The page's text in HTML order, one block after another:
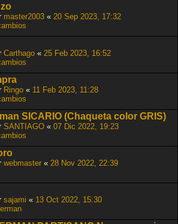
master2003 « 20 Sep 2023, 17:32
Carthago « 25 Feb 2023, 16:52
Ringo « 11 Feb 2023, 11:28
SICARIO (Chaqueta color GRIS)
SANTIAGO « 07 Dic 2022, 19:23
webmaster « 28 Nov 2022, 22:39
sajami « 13 Oct 2022, 15:30